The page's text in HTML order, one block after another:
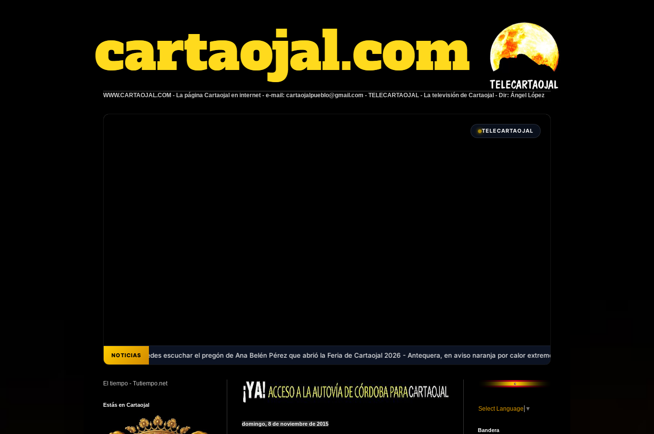
WWW.CARTAOJAL.COM - La página Cartaojal en internet - e-mail: cartaojalpueblo@gmail.com - TELECARTAOJAL - La televisión de Cartaojal - Dir: Ángel López
TELECARTAOJAL
NOTICIAS
de promesas - Ya puedes escuchar el pregón de Ana Belén Pérez que abrió la Feria de Cartaojal 2026 - Antequera, en aviso naranja por calor extremo: la comarca alcanzará los 40 ºC en plena ola
domingo, 8 de noviembre de 2015
El tiempo - Tutiempo.net
Estás en Cartaojal
Select Language ▼
Bandera